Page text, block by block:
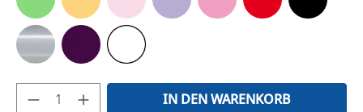
IN DEN WARENKORB